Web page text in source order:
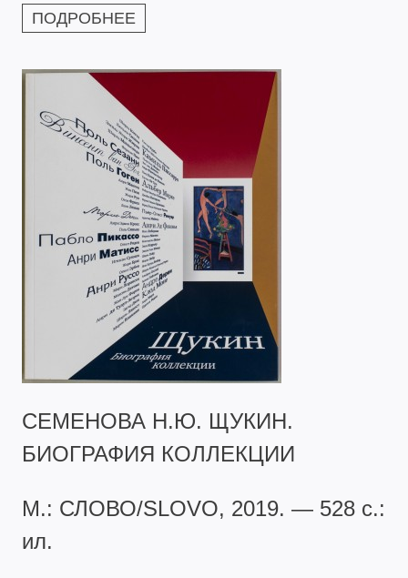
ПОДРОБНЕЕ
СЕМЕНОВА Н.Ю. ЩУКИН.
БИОГРАФИЯ КОЛЛЕКЦИИ
М.: СЛОВО/SLOVO, 2019. — 528 с.:
ил.